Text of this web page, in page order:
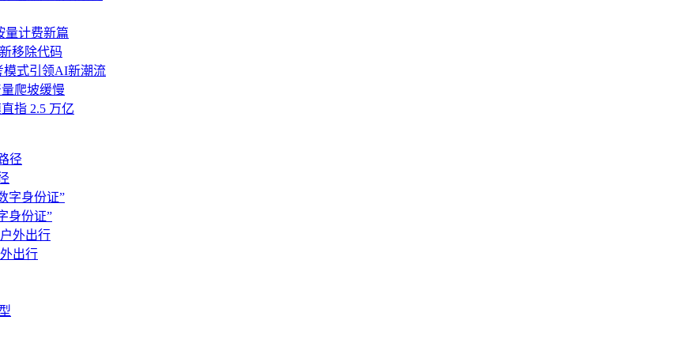
将成为新一轮“价格屠夫”的加速器。
完成产品形态的初步固化。 率先完成“模型→产品→数据”闭环的公司，将在下一个阶段获得结构性优势。
口碑入场。这步棋的胜负，取决于 Harness 团队能否在窗口期内跑通从“开源模型”到“产品体验”的最后一公里。
是“我有个好模型”，另一边是“我有一款好产品”。从这一刻起，中国 AI 公司不再只是秀参数的人，也要成为做产品的人。
量计费新篇
移除代码
模式引领AI新潮流
爬坡缓慢
指 2.5 万亿
身份证”
出行